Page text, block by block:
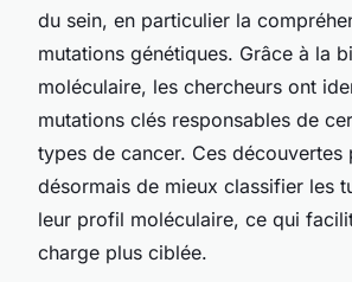
du sein, en particulier la
mutations génétiques. Grâce à la
moléculaire, les chercheurs ont
mutations clés responsables de
types de cancer. Ces découvertes
désormais de mieux classifier les
leur profil moléculaire, ce qui
charge plus ciblée.